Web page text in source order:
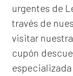
urgentes de
través de
visitar
cupón